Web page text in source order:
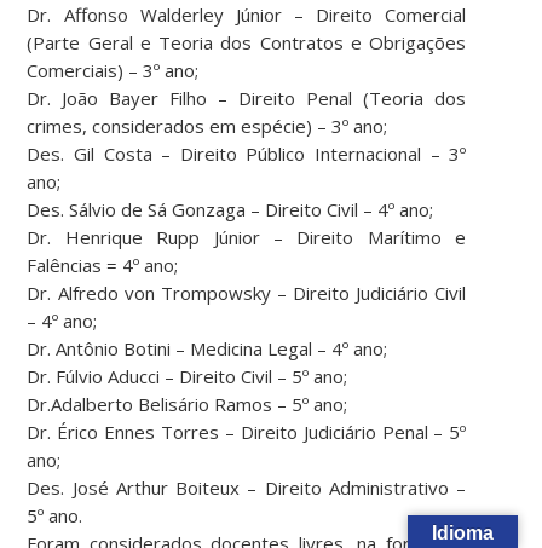
Dr. Affonso Walderley Júnior – Direito Comercial
(Parte Geral e Teoria dos Contratos e Obrigações
Comerciais) – 3º ano;
Dr. João Bayer Filho – Direito Penal (Teoria dos
crimes, considerados em espécie) – 3º ano;
Des. Gil Costa – Direito Público Internacional – 3º
ano;
Des. Sálvio de Sá Gonzaga – Direito Civil – 4º ano;
Dr. Henrique Rupp Júnior – Direito Marítimo e
Falências = 4º ano;
Dr. Alfredo von Trompowsky – Direito Judiciário Civil
– 4º ano;
Dr. Antônio Botini – Medicina Legal – 4º ano;
Dr. Fúlvio Aducci – Direito Civil – 5º ano;
Dr.Adalberto Belisário Ramos – 5º ano;
Dr. Érico Ennes Torres – Direito Judiciário Penal – 5º
ano;
Des. José Arthur Boiteux – Direito Administrativo –
5º ano.
Foram considerados docentes livres, na forma doIdioma